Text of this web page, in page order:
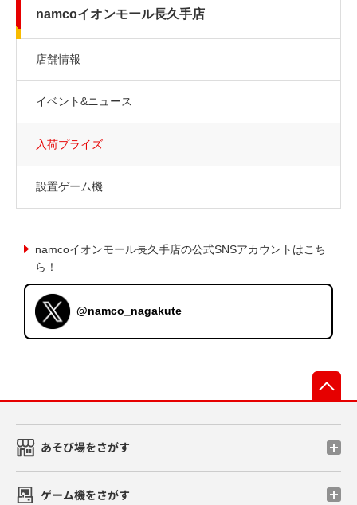
namcoイオンモール長久手店
店舗情報
イベント&ニュース
入荷プライズ
設置ゲーム機
namcoイオンモール長久手店の公式SNSアカウントはこち
ら！
@namco_nagakute
あそび場をさがす
ゲーム機をさがす